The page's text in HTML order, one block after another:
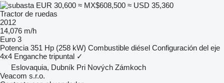
EUR 30,600 ≈ MX$608,500 ≈ USD 35,360
Tractor de ruedas
2012
14,076 m/h
Euro 3
Potencia 351 Hp (258 kW) Combustible diésel Configuración del eje
4x4 Enganche tripuntal ✓
Eslovaquia, Dubník Pri Nových Zámkoch
Veacom s.r.o.